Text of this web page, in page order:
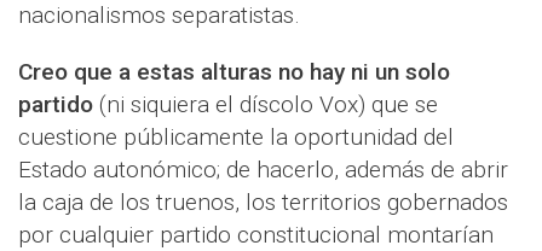
nacionalismos separatistas.
Creo que a estas alturas no hay ni un solo
partido (ni siquiera el díscolo Vox) que se
cuestione públicamente la oportunidad del
Estado autonómico; de hacerlo, además de abrir
la caja de los truenos, los territorios gobernados
por cualquier partido constitucional montarían